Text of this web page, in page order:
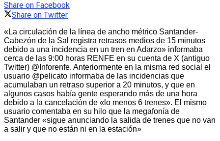
Share on Facebook
Share on Twitter
«La circulación de la línea de ancho métrico Santander-
Cabezón de la Sal registra retrasos medios de 15 minutos
debido a una incidencia en un tren en Adarzo» informaba
cerca de las 9:00 horas RENFE en su cuenta de X (antiguo
Twitter) @Inforenfe. Anteriormente en la misma red social el
usuario @pelicato informaba de las incidencias que
acumulaban un retraso superior a 20 minutos, y que en
algunos casos había gente esperando más de una hora
debido a la cancelación de «lo menos 6 trenes». El mismo
usuario comentaba en su hilo que la megafonía de
Santander «sigue anunciando la salida de trenes que no van
a salir y que no están ni en la estación»